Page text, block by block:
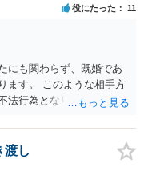
役にたった 11
にも関わらず、既婚であ
ます。 このような相手方
法行為となりますので、
としています） 弁護士に
とができます。 請求する
と良いと思います。
し